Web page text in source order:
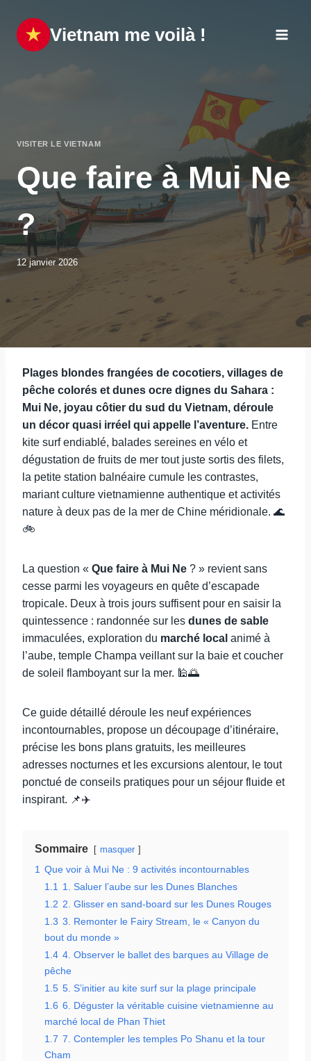
contenu
Vietnam me voilà !
VISITER LE VIETNAM
Que faire à Mui Ne
?
12 janvier 2026
Plages blondes frangées de cocotiers, villages de
pêche colorés et dunes ocre dignes du Sahara :
Mui Ne, joyau côtier du sud du Vietnam, déroule
un décor quasi irréel qui appelle l’aventure. Entre
kite surf endiablé, balades sereines en vélo et
dégustation de fruits de mer tout juste sortis des filets,
la petite station balnéaire cumule les contrastes,
mariant culture vietnamienne authentique et activités
nature à deux pas de la mer de Chine méridionale. 🌊
🚲
La question « Que faire à Mui Ne ? » revient sans
cesse parmi les voyageurs en quête d’escapade
tropicale. Deux à trois jours suffisent pour en saisir la
quintessence : randonnée sur les dunes de sable
immaculées, exploration du marché local animé à
l’aube, temple Champa veillant sur la baie et coucher
de soleil flamboyant sur la mer. 🕌🌅
Ce guide détaillé déroule les neuf expériences
incontournables, propose un découpage d’itinéraire,
précise les bons plans gratuits, les meilleures
adresses nocturnes et les excursions alentour, le tout
ponctué de conseils pratiques pour un séjour fluide et
inspirant. 📌✈️
Sommaire masquer
1 Que voir à Mui Ne : 9 activités incontournables
1.1
1. Saluer l’aube sur les Dunes Blanches
1.2 2. Glisser en sand-board sur les Dunes Rouges
1.3 3. Remonter le Fairy Stream, le « Canyon du
bout du monde »
1.4 4. Observer le ballet des barques au Village de
pêche
1.5 5. S’initier au kite surf sur la plage principale
1.6 6. Déguster la véritable cuisine vietnamienne au
marché local de Phan Thiet
1.7 7. Contempler les temples Po Shanu et la tour
Cham